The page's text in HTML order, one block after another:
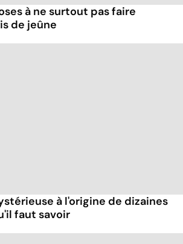
à ne surtout pas faire
de jeûne
à l'origine de dizaines
faut savoir